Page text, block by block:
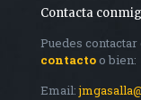
Contacta
Puedes
contacto o bien:
Email: